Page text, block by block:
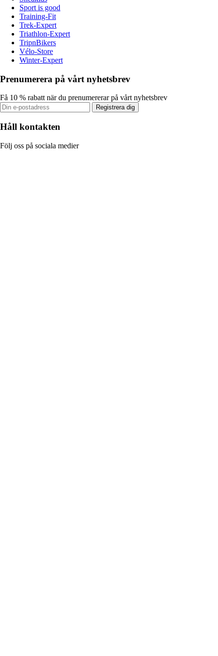
Sport is good
Training-Fit
Trek-Expert
Triathlon-Expert
TripnBikers
Vélo-Store
Winter-Expert
Prenumerera på vårt nyhetsbrev
Få 10 % rabatt när du prenumererar på vårt nyhetsbrev
Registrera dig
Håll kontakten
Följ oss på sociala medier